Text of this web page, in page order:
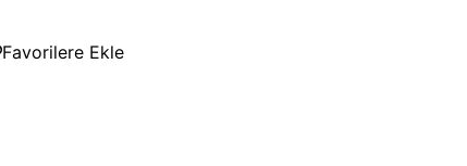
Favorilere Ekle